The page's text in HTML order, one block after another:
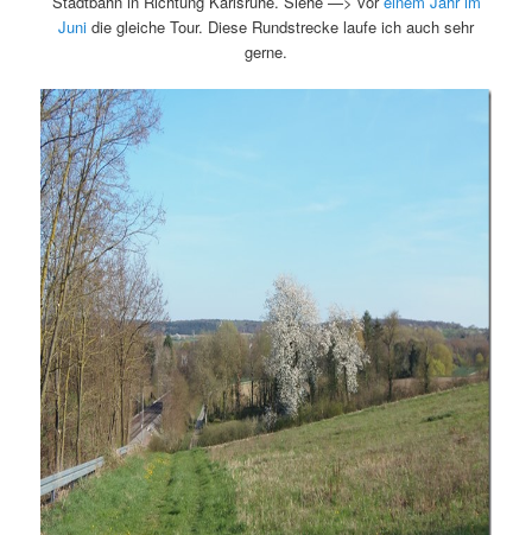
Juni die gleiche Tour. Diese Rundstrecke laufe ich auch sehr
gerne.